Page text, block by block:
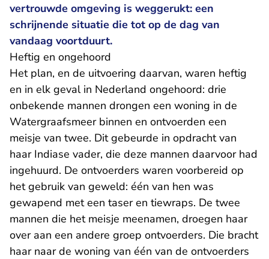
vertrouwde omgeving is weggerukt: een
schrijnende situatie die tot op de dag van
vandaag voortduurt.
Heftig en ongehoord
Het plan, en de uitvoering daarvan, waren heftig
en in elk geval in Nederland ongehoord: drie
onbekende mannen drongen een woning in de
Watergraafsmeer binnen en ontvoerden een
meisje van twee. Dit gebeurde in opdracht van
haar Indiase vader, die deze mannen daarvoor had
ingehuurd. De ontvoerders waren voorbereid op
het gebruik van geweld: één van hen was
gewapend met een taser en tiewraps. De twee
mannen die het meisje meenamen, droegen haar
over aan een andere groep ontvoerders. Die bracht
haar naar de woning van één van de ontvoerders